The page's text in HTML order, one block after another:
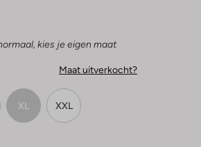
kies je eigen maat
Maat uitverkocht?
XL XXL